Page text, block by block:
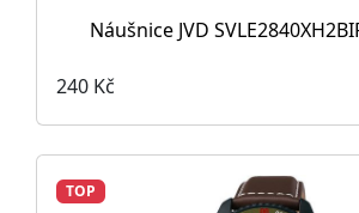
Náušnice JVD
240 Kč
TOP